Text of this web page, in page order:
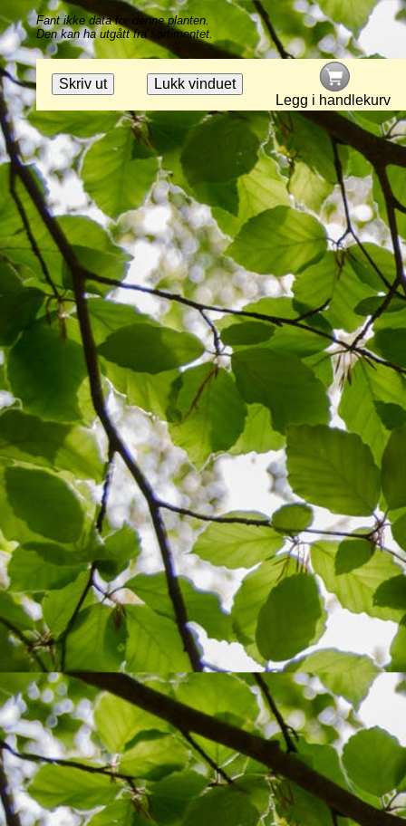
Fant ikke data for denne planten.
Den kan ha utgått fra sortimentet.
Legg i handlekurv